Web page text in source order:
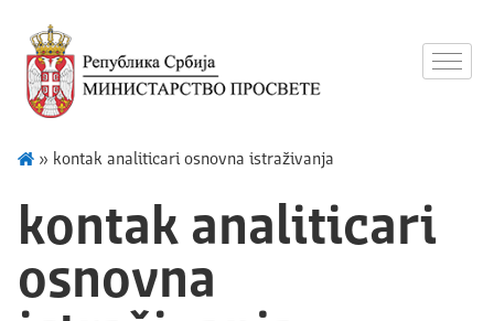
» kontak analiticari osnovna istraživanja
kontak analiticari
osnovna